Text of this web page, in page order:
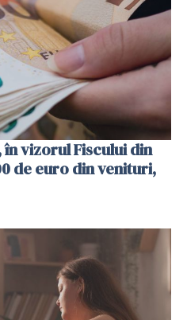
vizorul Fiscului din
de euro din venituri,